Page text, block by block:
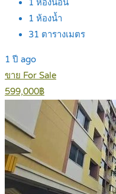
1 ห้องนอน
1 ห้องน้ำ
31 ตารางเมตร
1 ปี ago
ขาย For Sale
599,000฿